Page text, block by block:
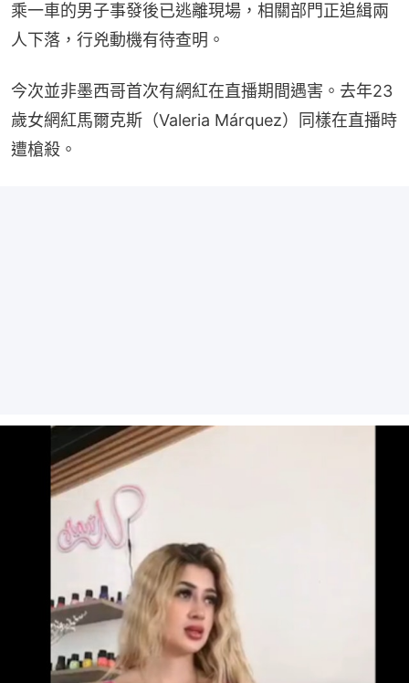
乘一車的男子事發後已逃離現場，相關部門正追緝兩
人下落，行兇動機有待查明。
今次並非墨西哥首次有網紅在直播期間遇害。去年23
歲女網紅馬爾克斯（Valeria Márquez）同樣在直播時
遭槍殺。